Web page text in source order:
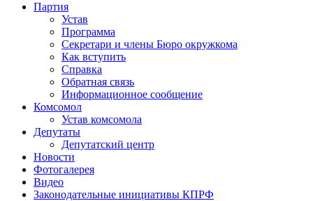
Партия
Устав
Программа
Секретари и члены Бюро окружкома
Как вступить
Справка
Обратная связь
Информационное сообщение
Комсомол
Устав комсомола
Депутаты
Депутатский центр
Новости
Фотогалерея
Видео
Законодательные инициативы КПРФ